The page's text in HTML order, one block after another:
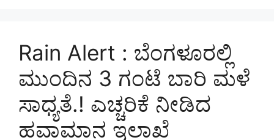
Rain Alert : ಬೆಂಗಳೂರಲ್ಲಿ
ಮುಂದಿನ 3 ಗಂಟೆ ಬಾರಿ ಮಳೆ
ಸಾಧ್ಯತೆ.! ಎಚ್ಚರಿಕೆ ನೀಡಿದ
ಹವಾಮಾನ ಇಲಾಖೆ